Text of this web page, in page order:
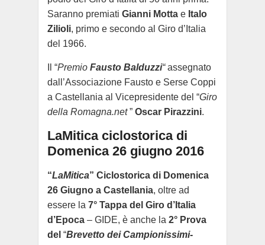
Saranno premiati Gianni Motta e Italo
Zilioli, primo e secondo al Giro d’Italia
del 1966.
Il “Premio Fausto Balduzzi“assegnato
dall’Associazione Fausto e Serse Coppi
a Castellania al Vicepresidente del “Giro
della Romagna.net” Oscar Pirazzini.
LaMitica ciclostorica di
Domenica 26 giugno 2016
“LaMitica” Ciclostorica‬ di Domenica
26 Giugno a Castellania, oltre ad
essere la 7° Tappa del Giro d’Italia
d’Epoca – GIDE, è anche la 2° Prova
del “Brevetto dei Campionissimi-